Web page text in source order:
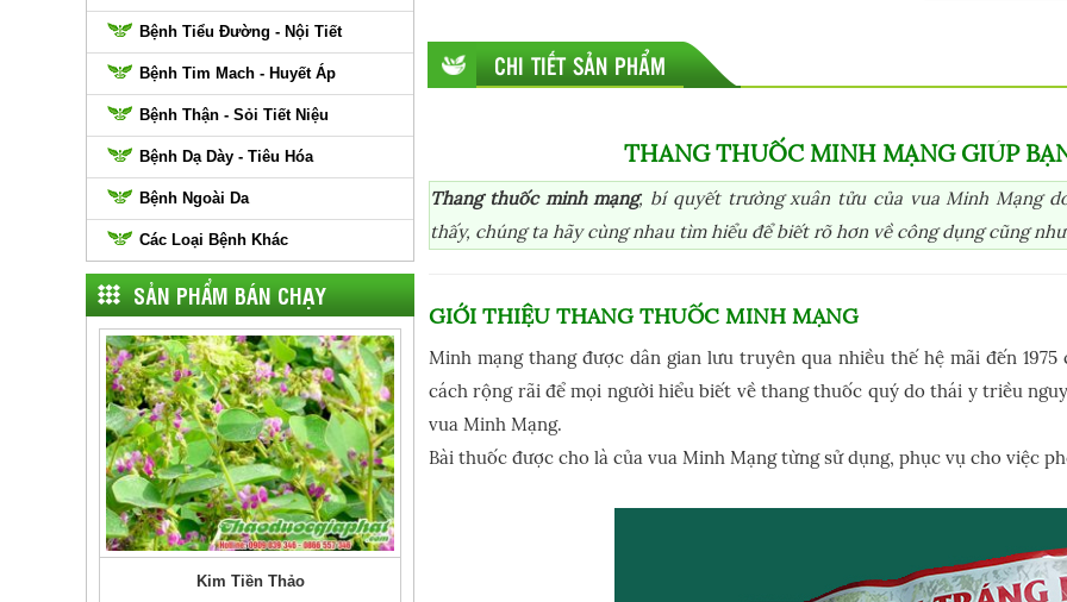
CHI TIẾT SẢN PHẨM
THANG THUỐC MINH MẠNG GIÚP
Thang thuốc minh mạng, bí quyết trường xuân tửu của vua Minh Mạng
thấy, chúng ta hãy cùng nhau tìm hiểu để biết rõ hơn về công dụng cũng
GIỚI THIỆU THANG THUỐC MINH MẠNG
Minh mạng thang được dân gian lưu truyên qua nhiều thế hệ mãi đến
cách rộng rãi để mọi người hiểu biết về thang thuốc quý do thái y triều
vua Minh Mạng.
Bài thuốc được cho là của vua Minh Mạng từng sử dụng, phục vụ cho việc
Bệnh Tiểu Đường - Nội Tiết
Bệnh Tim Mach - Huyết Áp
Bệnh Thận - Sỏi Tiết Niệu
Bệnh Dạ Dày - Tiêu Hóa
Bệnh Ngoài Da
Các Loại Bệnh Khác
SẢN PHẨM BÁN CHẠY
Kim Tiền Thảo